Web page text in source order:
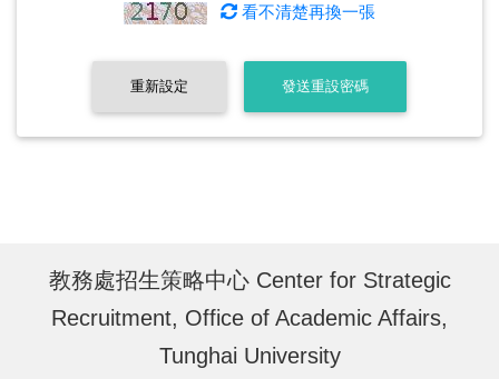
看不清楚再換一張
重新設定 發送重設密碼
教務處招生策略中心 Center for Strategic
Recruitment, Office of Academic Affairs,
Tunghai University